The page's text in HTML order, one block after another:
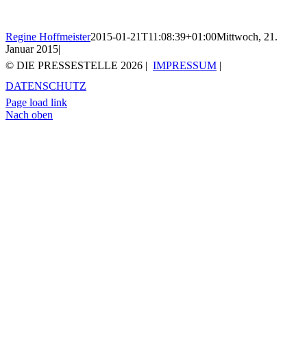
Regine Hoffmeister2015-01-21T11:08:39+01:00Mittwoch, 21.
Januar 2015|
© DIE PRESSESTELLE 2026 | IMPRESSUM |
DATENSCHUTZ
Page load link
Nach oben